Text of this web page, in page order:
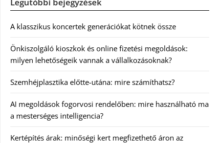
A klasszikus koncertek generációkat kötnek össze
Önkiszolgáló kioszkok és online fizetési megoldások:
milyen lehetőségeik vannak a vállalkozásoknak?
Szemhéjplasztika előtte-utána: mire számíthatsz?
AI megoldások fogorvosi rendelőben: mire használható ma
a mesterséges intelligencia?
Kertépítés árak: minőségi kert megfizethető áron az